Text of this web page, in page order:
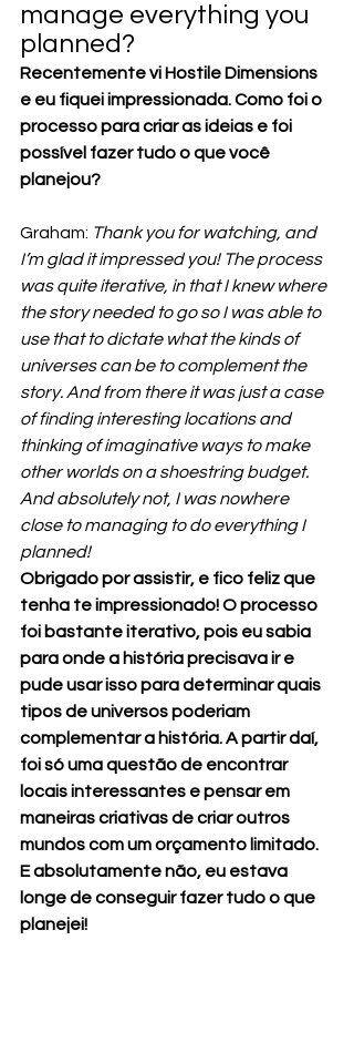
manage everything you
planned?
Recentemente vi Hostile Dimensions
e eu fiquei impressionada. Como foi o
processo para criar as ideias e foi
possível fazer tudo o que você
planejou?
Graham: Thank you for watching, and
I’m glad it impressed you! The process
was quite iterative, in that I knew where
the story needed to go so I was able to
use that to dictate what the kinds of
universes can be to complement the
story. And from there it was just a case
of finding interesting locations and
thinking of imaginative ways to make
other worlds on a shoestring budget.
And absolutely not, I was nowhere
close to managing to do everything I
planned!
Obrigado por assistir, e fico feliz que
tenha te impressionado! O processo
foi bastante iterativo, pois eu sabia
para onde a história precisava ir e
pude usar isso para determinar quais
tipos de universos poderiam
complementar a história. A partir daí,
foi só uma questão de encontrar
locais interessantes e pensar em
maneiras criativas de criar outros
mundos com um orçamento limitado.
E absolutamente não, eu estava
longe de conseguir fazer tudo o que
planejei!